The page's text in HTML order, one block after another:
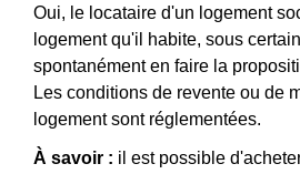
Oui, le locataire d'un logement
logement qu'il habite, sous
spontanément en faire la
Les conditions de revente ou de
logement sont réglementées.
À savoir : il est possible